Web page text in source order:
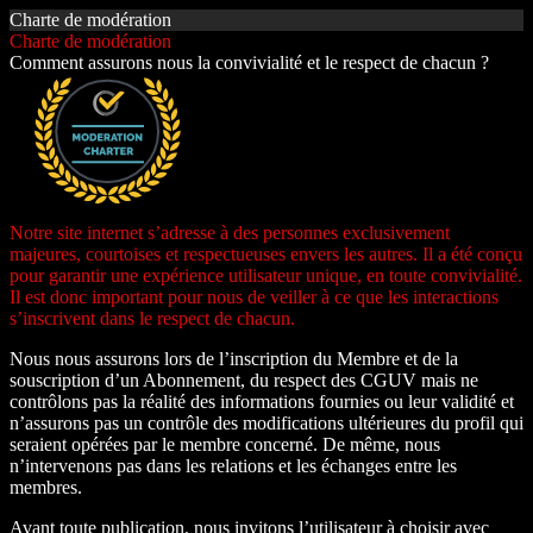
Charte de modération
Charte de modération
Comment assurons nous la convivialité et le respect de chacun ?
Notre site internet s’adresse à des personnes exclusivement
majeures, courtoises et respectueuses envers les autres. Il a été conçu
pour garantir une expérience utilisateur unique, en toute convivialité.
Il est donc important pour nous de veiller à ce que les interactions
s’inscrivent dans le respect de chacun.
Nous nous assurons lors de l’inscription du Membre et de la
souscription d’un Abonnement, du respect des CGUV mais ne
contrôlons pas la réalité des informations fournies ou leur validité et
n’assurons pas un contrôle des modifications ultérieures du profil qui
seraient opérées par le membre concerné. De même, nous
n’intervenons pas dans les relations et les échanges entre les
membres.
Avant toute publication, nous invitons l’utilisateur à choisir avec